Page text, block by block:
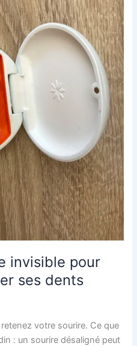
invisible pour
ses dents
votre sourire. Ce que
: un sourire désaligné peut